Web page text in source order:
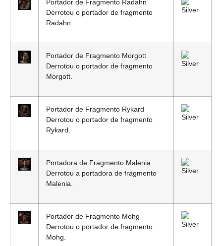
Portador de Fragmento Radahn
Derrotou o portador de fragmento
Radahn.
Portador de Fragmento Morgott
Derrotou o portador de fragmento
Morgott.
Portador de Fragmento Rykard
Derrotou o portador de fragmento
Rykard.
Portadora de Fragmento Malenia
Derrotou a portadora de fragmento
Malenia.
Portador de Fragmento Mohg
Derrotou o portador de fragmento
Mohg.